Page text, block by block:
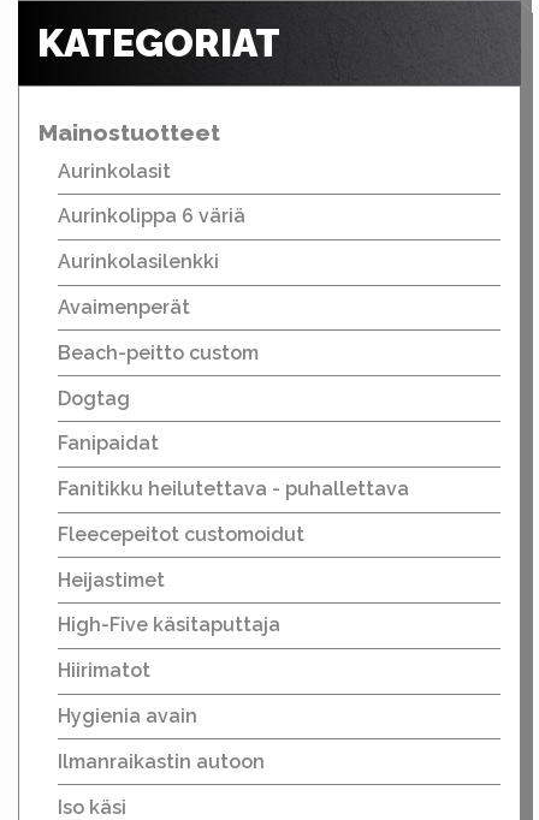
KATEGORIAT
Mainostuotteet
Aurinkolasit
Aurinkolippa 6 väriä
Aurinkolasilenkki
Avaimenperät
Beach-peitto custom
Dogtag
Fanipaidat
Fanitikku heilutettava - puhallettava
Fleecepeitot customoidut
Heijastimet
High-Five käsitaputtaja
Hiirimatot
Hygienia avain
Ilmanraikastin autoon
Iso käsi